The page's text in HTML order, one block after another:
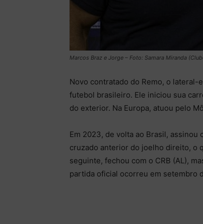
Marcos Braz e Jorge – Foto: Samara Miranda
Novo contratado do Remo, o
futebol brasileiro. Ele iniciou sua
do exterior. Na Europa, atuou pelo
Em 2023, de volta ao Brasil, assinou
cruzado anterior do joelho direito, o
seguinte, fechou com o CRB (AL),
partida oficial ocorreu em setembro